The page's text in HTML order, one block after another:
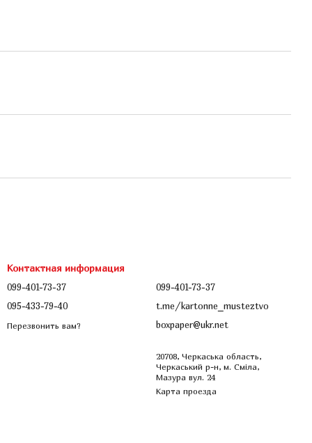
Контактная информация
099-401-73-37
095-433-79-40
Перезвонить вам?
099-401-73-37
t.me/kartonne_musteztvo
boxpaper@ukr.net
20708, Черкаська область,
Черкаський р-н, м. Сміла,
Мазура вул. 24
Карта проезда